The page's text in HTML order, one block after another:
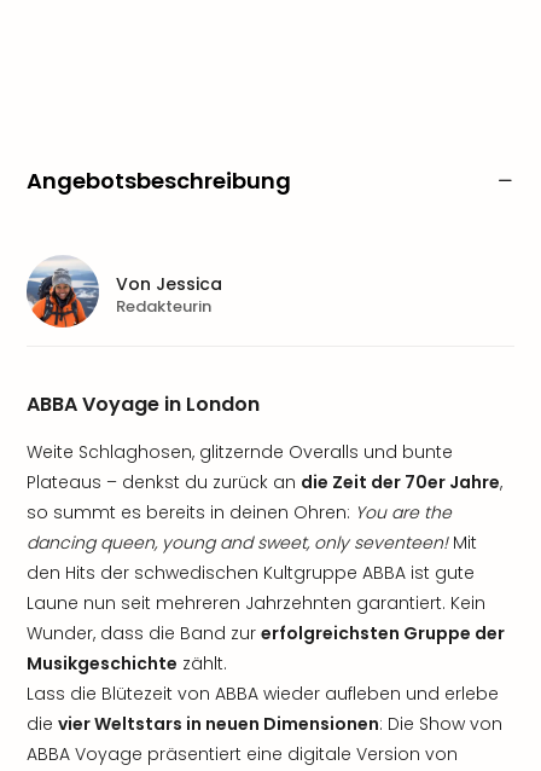
Angebotsbeschreibung
ABBA Voyage in London
Weite Schlaghosen, glitzernde Overalls und bunte
Plateaus – denkst du zurück an die Zeit der 70er Jahre,
so summt es bereits in deinen Ohren: You are the
dancing queen, young and sweet, only seventeen!Mit
den Hits der schwedischen Kultgruppe ABBA ist gute
Laune nun seit mehreren Jahrzehnten garantiert. Kein
Wunder, dass die Band zur erfolgreichsten Gruppe der
Musikgeschichte zählt.
Lass die Blütezeit von ABBA wieder aufleben und erlebe
die vier Weltstars in neuen Dimensionen: Die Show von
ABBA Voyage präsentiert eine digitale Version von
Von Jessica
Redakteurin